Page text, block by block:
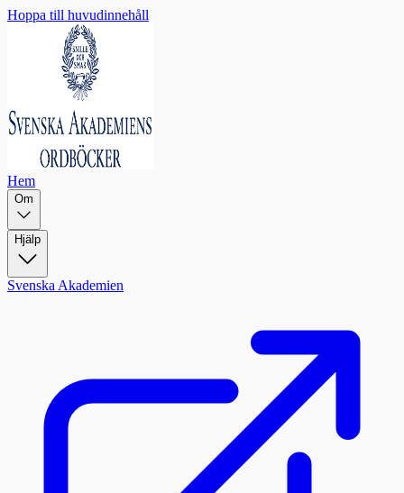
Hoppa till huvudinnehåll
Hem
Om
Hjälp
Svenska Akademien